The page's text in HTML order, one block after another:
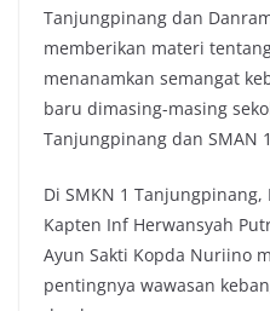
Tanjungpinang dan
memberikan materi
menanamkan semangat
baru dimasing-masing
Tanjungpinang dan SMAN
Di SMKN 1
Kapten Inf Herwansyah
Ayun Sakti Kopda Nuriino
pentingnya wawasan